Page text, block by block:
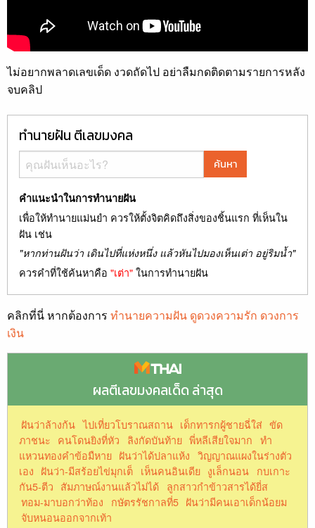
ไม่อยากพลาดเลขเด็ด งวดถัดไป อย่าลืมกดติดตามรายการหลัง
จบคลิป
ทำนายฝัน ตีเลขมงคล
ค้นหา
คำแนะนำในการทำนายฝัน
เพื่อให้ทำนายแม่นยำ ควรให้ตั้งจิตคิดถึงสิ่งของชิ้นแรก ที่เห็นใน
ฝัน เช่น
"หากท่านฝันว่า เดินไปที่แห่งหนึ่ง แล้วหันไปมองเห็นเต่า อยู่ริมน้ำ"
ควรคำที่ใช้ค้นหาคือ "เต่า"ในการทำนายฝัน
คลิกที่นี่ หากต้องการ ทำนายความฝัน ดูดวงความรัก ดวงการ
เงิน
ผลตีเลขมงคลเด็ด ล่าสุด
ฝันว่าล้างก้น ไปเที่ยวโบราณสถาน เด็กทารกผู้ชายฉี่ใส่ ขัด
ภาชนะ คนโดนยิงที่หัว ลิงกัดบันท้าย พี่หลีเสียใจมาก ทำ
แหวนทองคำข้อมืหาย ฝันว่าได้ปลาแห้ง วิญญาณแผงในร่างตัว
เอง ฝันว่า-มีสร้อยไข่มุกเต็ เห็นคนอินเดีย งูเล็กนอน กบเกาะ
กัน5-ตีว สัมภาษณ์งานแล้วไม่ได้ ลูกสาวกำข้าวสารได้ยี่ส
ทอม-มาบอกว่าท้อง
กษัตรรัชกาลที่5 ฝันว่ามีคนเอาเด็กน้อยม
จับหนอนออกจากเท้า